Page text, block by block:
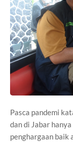
Pasca pandemi
dan di Jabar
penghargaan baik